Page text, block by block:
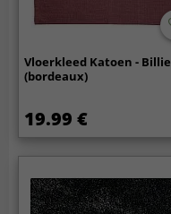
Vloerkleed Katoen - Billie
(bordeaux)
19.99 €